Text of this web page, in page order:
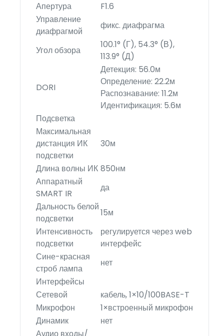
Апертура
F1.6
Управление
диафрагмой
фикс. диафрагма
Угол обзора
100.1° (Г), 54.3° (В),
113.9° (Д)
DORI
Детекция: 56.0м
Определение: 22.2м
Распознавание: 11.2м
Идентификация: 5.6м
Подсветка
Максимальная
дистанция ИК
подсветки
30м
Длина волны ИК 850нм
Аппаратный
SMART IR
да
Дальность белой
подсветки
15м
Интенсивность
подсветки
регулируется через web
интерфейс
Сине-красная
строб лампа
нет
Интерфейсы
Сетевой
кабель, 1×10/100BASE-T
Микрофон
1×встроенный микрофон
Динамик
нет